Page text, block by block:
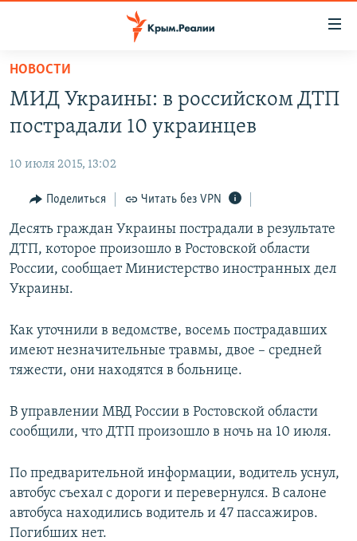
Вернуться
основному
содержанию
Вернутся
навигации
Вернутся
поиску
СПЕЦПРОЕКТЫ
КАРТА ВОЕННЫХ ОБЪЕКТОВ КРЫМА
11 ЛЕТ ОККУПАЦИИ КРЫМА. 11 ИСТОРИЙ СОПРОТИВЛЕНИЯ
ИСТОРИЯ
ЕЩЕ
ИНТЕРАКТИВ
ИНФОГРАФИКА
ТЕЛЕПРОЕКТ КРЫМ.РЕАЛИИ
ПОБЕДИТЕЛЕЙ НЕ СУДЯТ?
ELIFBE
РАДІО СВОБОДА
КАК ОБОЙТИ БЛОКИРОВКУ
Українською
Qırımtatar
ПРИСОЕДИНЯЙТЕСЬ!
Все сайты RFE/RL
НОВОСТИ
МИД Украины: в российском ДТП
пострадали 10 украинцев
10 июля 2015, 13:02
Поделиться Читать без VPN
Десять граждан Украины пострадали в результате
ДТП, которое произошло в Ростовской области
России, сообщает Министерство иностранных дел
Украины.
Как уточнили в ведомстве, восемь пострадавших
имеют незначительные травмы, двое – средней
тяжести, они находятся в больнице.
В управлении МВД России в Ростовской области
сообщили, что ДТП произошло в ночь на 10 июля.
По предварительной информации, водитель уснул,
автобус съехал с дороги и перевернулся. В салоне
автобуса находились водитель и 47 пассажиров.
Погибших нет.